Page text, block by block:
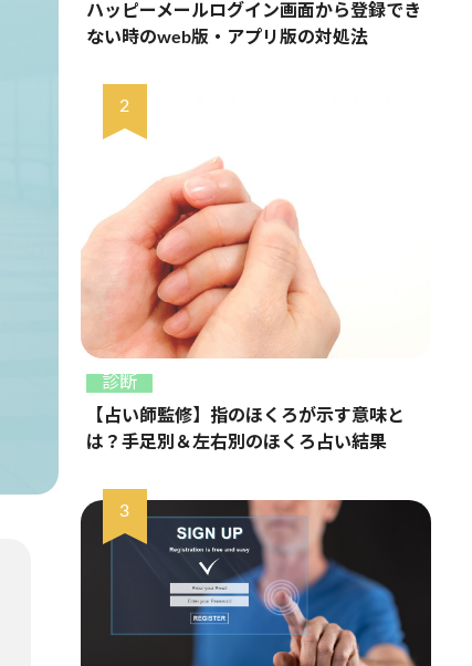
ハッピーメールログイン画面から登録でき
ない時のweb版・アプリ版の対処法
診断
【占い師監修】指のほくろが示す意味と
は？手足別＆左右別のほくろ占い結果